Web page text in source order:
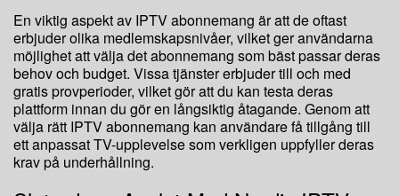
En viktig aspekt av IPTV abonnemang är att de oftast
erbjuder olika medlemskapsnivåer, vilket ger användarna
möjlighet att välja det abonnemang som bäst passar deras
behov och budget. Vissa tjänster erbjuder till och med
gratis provperioder, vilket gör att du kan testa deras
plattform innan du gör en långsiktig åtagande. Genom att
välja rätt IPTV abonnemang kan användare få tillgång till
ett anpassat TV-upplevelse som verkligen uppfyller deras
krav på underhållning.